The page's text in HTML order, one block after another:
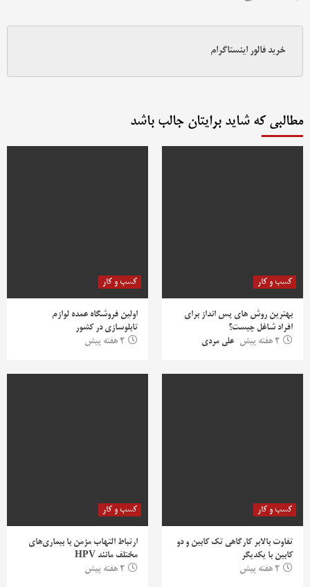
خرید فالور اینستاگرام
مطالبی که شاید برایتان جالب باشد
کسب و کار
بهترین روش‌ های پس‌ انداز برای
افراد شاغل چیست؟
2 هفته پیش
علی مردی
کسب و کار
اولین فروشگاه عمده لوازم
تابلوسازی در کشور
2 هفته پیش
کسب و کار
تفاوت بالابر کارگاهی تک کابین و دو
کابین با یکدیگر
2 هفته پیش
کسب و کار
ارتباط التهاب مزمن با بیماری‌های
مختلف مانند HPV
2 هفته پیش